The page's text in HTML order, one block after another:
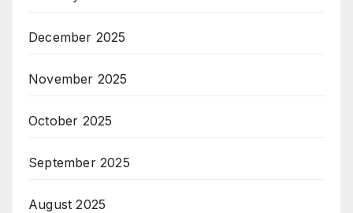
December 2025
November 2025
October 2025
September 2025
August 2025